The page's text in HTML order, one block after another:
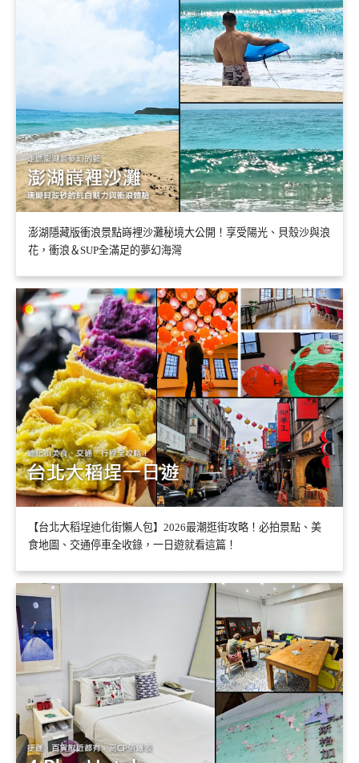
澎湖隱藏版衝浪景點嵵裡沙灘秘境大公開！享受陽光、貝殼沙與浪
花，衝浪＆SUP全滿足的夢幻海灣
【台北大稻埕迪化街懶人包】2026最潮逛街攻略！必拍景點、美
食地圖、交通停車全收錄，一日遊就看這篇！